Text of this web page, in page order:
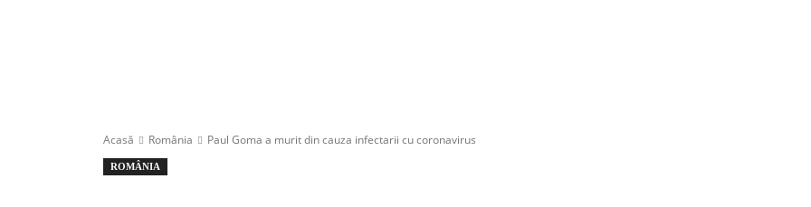
Acasă România Paul Goma a murit din cauza infectarii cu coronavirus
ROMÂNIA